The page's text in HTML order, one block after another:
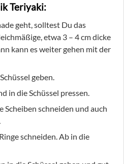
Teriyaki:
geht, solltest Du das
etwa 3 – 4 cm dicke
kann es weiter gehen mit der
geben.
in die Schüssel pressen.
Scheiben schneiden und auch
schneiden. Ab in die